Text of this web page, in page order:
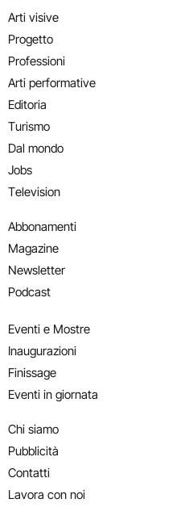
Arti visive
Progetto
Professioni
Arti performative
Editoria
Turismo
Dal mondo
Jobs
Television
Abbonamenti
Magazine
Newsletter
Podcast
Eventi e Mostre
Inaugurazioni
Finissage
Eventi in giornata
Chi siamo
Pubblicità
Contatti
Lavora con noi